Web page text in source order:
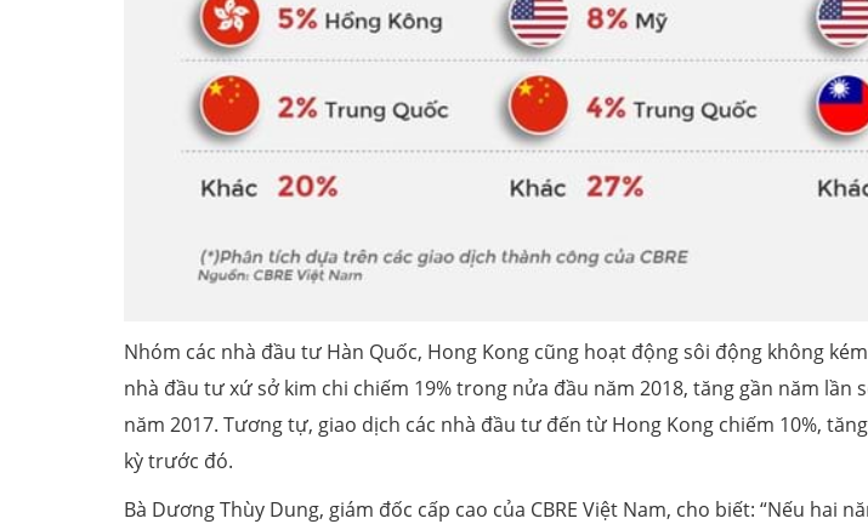
Nhóm các nhà đầu tư Hàn Quốc, Hong Kong cũng hoạt động sôi động không
nhà đầu tư xứ sở kim chi chiếm 19% trong nửa đầu năm 2018, tăng gần năm lần
năm 2017. Tương tự, giao dịch các nhà đầu tư đến từ Hong Kong chiếm 10%,
kỳ trước đó.
Bà Dương Thùy Dung, giám đốc cấp cao của CBRE Việt Nam, cho biết: “Nếu hai